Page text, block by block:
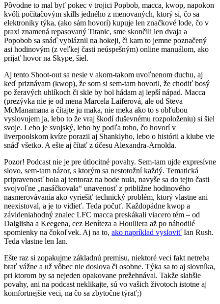
Pôvodne to mal byť pokec v trojici Popbob, macca, kwop, napokon
kvôli počítačovým skills jedného z menovaných, ktorý si, čo sa
elektroniky týka, (ako sám hovorí) kupuje len značkové lode, čo v
praxi znamená repasovaný Titanic, sme skončili len dvaja a
Popobob sa snáď vybláznil na hokeji, či kam to jemne poznačený
asi hodinovým (z veľkej časti neúspešným) online manuálom, ako
prijať hovor na Skype, šiel.
Aj tento Shoot-out sa nesie v akom-takom uvoľnenom duchu, aj
keď priznávam (kwop), že som si sem-tam hovoril, že chodiť bosý
po žeravých uhlíkoch či skle by bol hádam aj lepší nápad. Macca
(prezývka nie je od mena Marcela Laiferová, ale od Steva
McManamana a čítajte ju maka, nie meka ako to s obľubou
vyslovujem ja, lebo to že vraj škodí duševnému rozpoloženiu) si šiel
svoje. Lebo je svojský, lebo by podľa toho, čo hovorí v
liverpoolskom kvíze porazil aj Shanklyho, lebo o histórii a klube vie
snáď všetko. A ešte aj čítať z účesu Alexandra-Arnolda.
Pozor! Podcast nie je pre útlocitné povahy. Sem-tam ujde expresívne
slovo, sem-tam názor, s ktorým sa nestotožní každý. Tematická
pripravenosť bola aj tentoraz na bode nula, navyše sa do tejto časti
svojvoľne „nasáčkovala“ unavenosť z približne hodinového
nasmerovávania ako vyriešiť technický problém, ktorý vlastne ani
neexistoval, a je to vidieť. Teda počuť. Každopádne kwop a
závideniahodný znalec LFC macca preskákali viacero tém – od
Dalglisha a Keegena, cez Beníteza a Houlliera až po náhodilé
spomienky na čokoľvek. Aj na to, ako napríklad vysloviť Ian Rush.
Teda vlastne len Ian.
Ešte raz si zopakujme základnú premisu, niektoré veci fakt netreba
brať vážne a už vôbec nie doslova či osobne. Týka sa to aj slovníka,
pri ktorom by sa nejeden opakovane prežehnával. Takže slabšie
povahy, ani na podcast neklikajte, sú vo vašich životoch istotne aj
komfortnejšie veci, na čo sa zbytočne týrať;)